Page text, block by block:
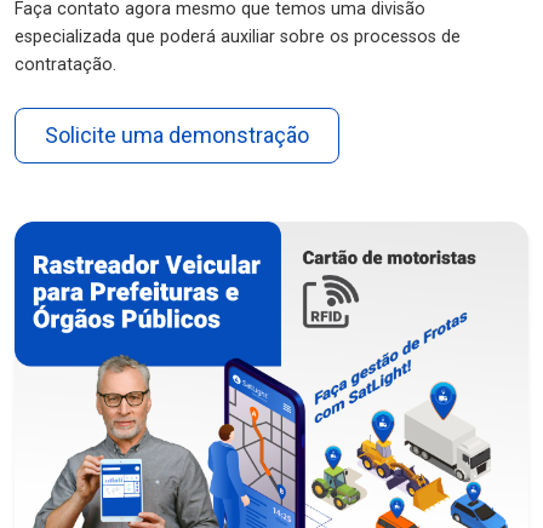
Faça contato agora mesmo que temos uma divisão
especializada que poderá auxiliar sobre os processos de
contratação.
Solicite uma demonstração